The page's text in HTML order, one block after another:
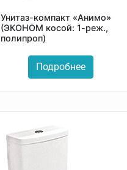
Унитаз-компакт «Анимо»
(ЭКОНОМ косой: 1-реж.,
полипроп)
Подробнее